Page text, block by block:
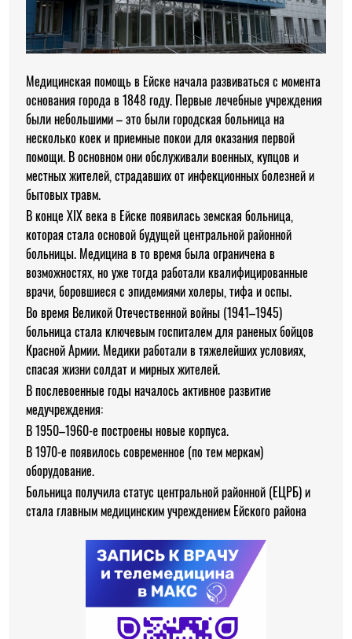
Медицинская помощь в Ейске начала развиваться с момента
основания города в 1848 году. Первые лечебные учреждения
были небольшими – это были городская больница на
несколько коек и приемные покои для оказания первой
помощи. В основном они обслуживали военных, купцов и
местных жителей, страдавших от инфекционных болезней и
бытовых травм.
В конце XIX века в Ейске появилась земская больница,
которая стала основой будущей центральной районной
больницы. Медицина в то время была ограничена в
возможностях, но уже тогда работали квалифицированные
врачи, боровшиеся с эпидемиями холеры, тифа и оспы.
Во время Великой Отечественной войны (1941–1945)
больница стала ключевым госпиталем для раненых бойцов
Красной Армии. Медики работали в тяжелейших условиях,
спасая жизни солдат и мирных жителей.
В послевоенные годы началось активное развитие
медучреждения:
В 1950–1960-е построены новые корпуса.
В 1970-е появилось современное (по тем меркам)
оборудование.
Больница получила статус центральной районной (ЕЦРБ) и
стала главным медицинским учреждением Ейского района